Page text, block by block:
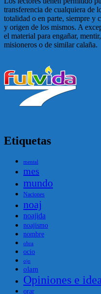
transferencia de cualquiera de
totalidad o en parte, siempre y
y origen de los mismos. A
el material para engañar,
misioneros o de similar calaña.
Etiquetas
mental
mes
mundo
Naciones
noaj
noajida
noajismo
nombre
obra
ocio
ojo
olam
Opiniones e
orar